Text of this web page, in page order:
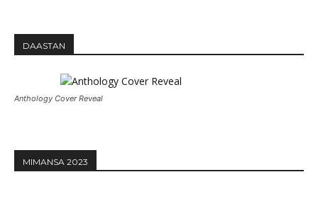
DAASTAN
Anthology Cover Reveal
MIMANSA 2023